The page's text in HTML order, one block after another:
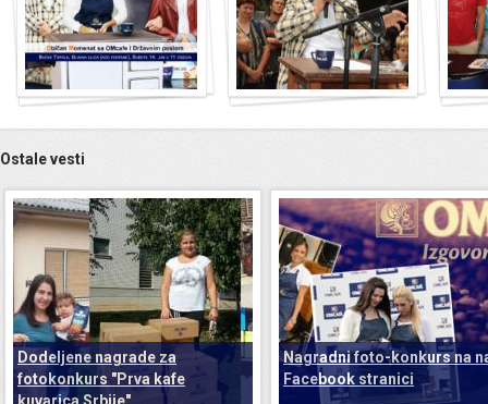
Ostale vesti
Dodeljene nagrade za
fotokonkurs "Prva kafe
Nagradni foto-konkurs na
Facebook stranici